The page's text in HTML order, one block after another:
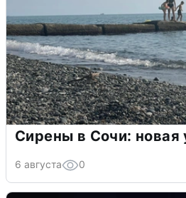
Сирены в Сочи: новая
6 августа 0